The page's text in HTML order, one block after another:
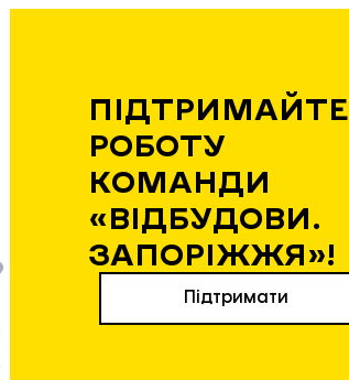
ПІДТРИМАЙТЕ
РОБОТУ
КОМАНДИ
«ВІДБУДОВИ.
ЗАПОРІЖЖЯ»!
Підтримати